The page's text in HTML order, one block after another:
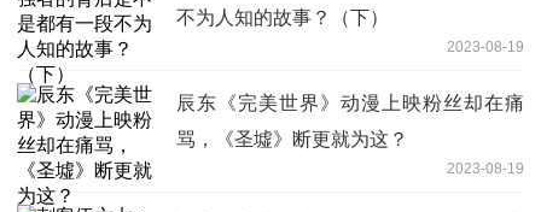
不为人知的故事？（下）
2023-08-19
辰东《完美世界》动漫上映粉丝却在痛
骂，《圣墟》断更就为这？
2023-08-19